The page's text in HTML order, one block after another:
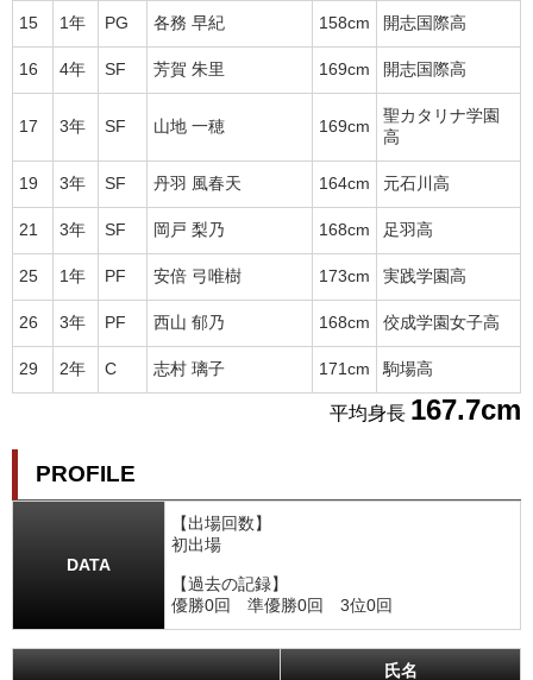
15 1年 PG 各務 早紀 158cm 開志国際高
16 4年 SF 芳賀 朱里 169cm 開志国際高
17 3年 SF 山地 一穂 169cm
聖カタリナ学園
高
19 3年 SF 丹羽 風春天 164cm 元石川高
21 3年 SF 岡戸 梨乃 168cm 足羽高
25 1年 PF 安倍 弓唯樹 173cm 実践学園高
26 3年 PF 西山 郁乃 168cm 佼成学園女子高
29 2年 C 志村 璃子 171cm 駒場高
平均身長 167.7cm
PROFILE
DATA
【出場回数】
初出場
【過去の記録】
優勝0回 準優勝0回 3位0回
氏名